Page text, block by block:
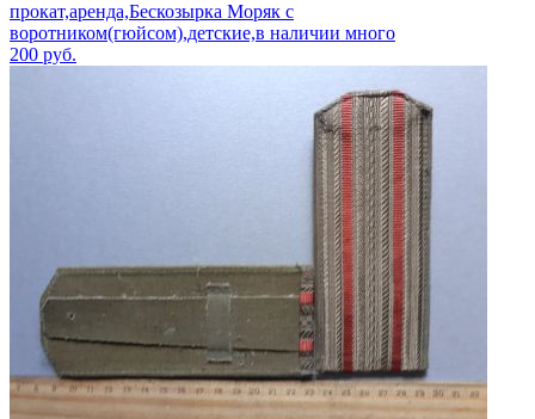
прокат,аренда,Бескозырка Моряк с
воротником(гюйсом),детские,в наличии много
200 руб.